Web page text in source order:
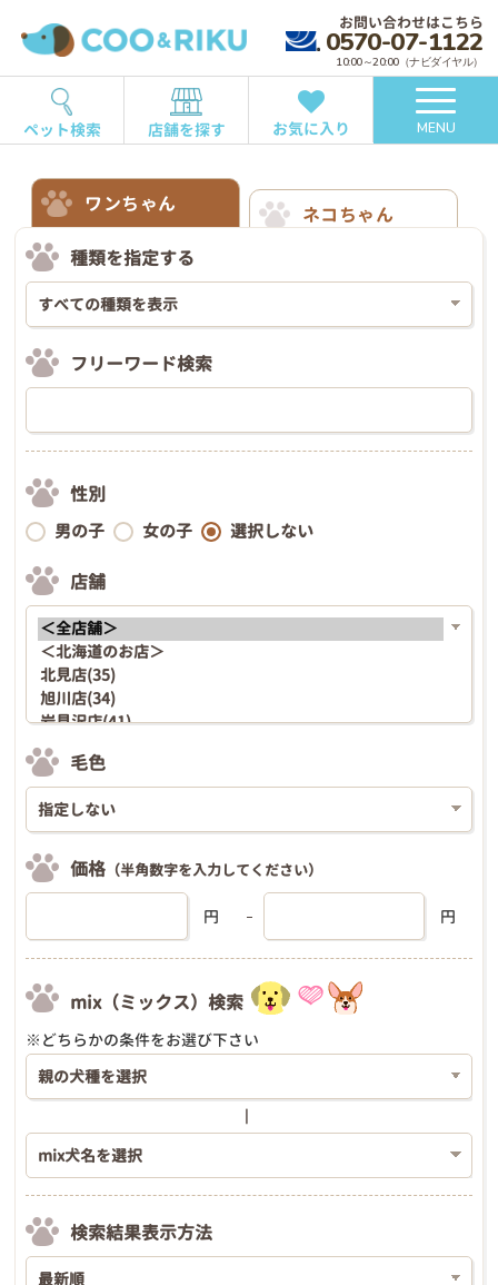
お問い合わせはこちら
0570-07-1122
10:00～20:00（ナビダイヤル）
ペット検索 店舗を探す お気に入り MENU
ワンちゃん
ネコちゃん
種類を指定する
フリーワード検索
性別
男の子 女の子 選択しない
店舗
毛色
価格 （半角数字を入力してください）
円 円
mix（ミックス）検索
※どちらかの条件をお選び下さい
検索結果表示方法